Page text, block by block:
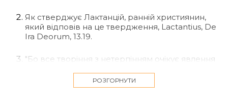
Як стверджує Лактанцій, ранній християнин,
який відповів на це твердження, Lactantius, De
Ira Deorum, 13.19.
"Бо все творіння з нетерпінням очікує явлення
Грецька культура часто створювала
РОЗГОРНУТИ